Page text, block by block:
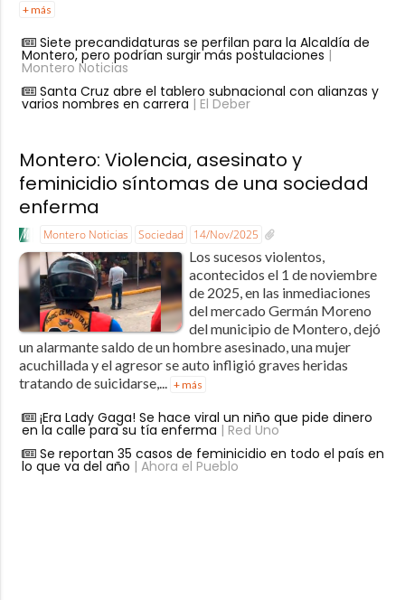
+ más
Siete precandidaturas se perfilan para la Alcaldía de
Montero, pero podrían surgir más postulaciones |
Montero Noticias
Santa Cruz abre el tablero subnacional con alianzas y
varios nombres en carrera | El Deber
Montero: Violencia, asesinato y
feminicidio síntomas de una sociedad
enferma
Montero Noticias Sociedad 14/Nov/2025
Los sucesos violentos,
acontecidos el 1 de noviembre
de 2025, en las inmediaciones
del mercado Germán Moreno
del municipio de Montero, dejó
un alarmante saldo de un hombre asesinado, una mujer
acuchillada y el agresor se auto infligió graves heridas
tratando de suicidarse,... + más
¡Era Lady Gaga! Se hace viral un niño que pide dinero
en la calle para su tía enferma | Red Uno
Se reportan 35 casos de feminicidio en todo el país en
lo que va del año | Ahora el Pueblo